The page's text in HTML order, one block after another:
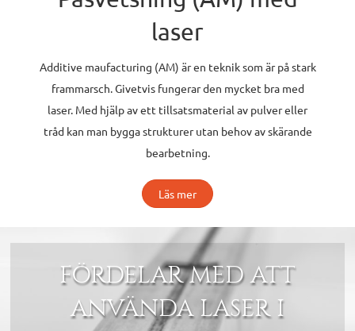
laser
Additive maufacturing (AM) är en teknik som är på stark
frammarsch. Givetvis fungerar den mycket bra med
laser. Med hjälp av ett tillsatsmaterial av pulver eller
tråd kan man bygga strukturer utan behov av skärande
bearbetning.
Läs mer
FÖRDELAR MED ATT
ANVÄNDA LASER I